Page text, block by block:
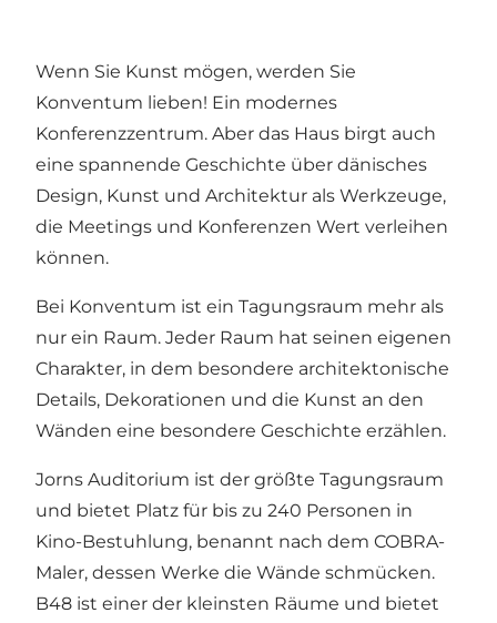
Wenn Sie Kunst mögen, werden Sie
Konventum lieben! Ein modernes
Konferenzzentrum. Aber das Haus birgt auch
eine spannende Geschichte über dänisches
Design, Kunst und Architektur als Werkzeuge,
die Meetings und Konferenzen Wert verleihen
können.
Bei Konventum ist ein Tagungsraum mehr als
nur ein Raum. Jeder Raum hat seinen eigenen
Charakter, in dem besondere architektonische
Details, Dekorationen und die Kunst an den
Wänden eine besondere Geschichte erzählen.
Jorns Auditorium ist der größte Tagungsraum
und bietet Platz für bis zu 240 Personen in
Kino-Bestuhlung, benannt nach dem COBRA-
Maler, dessen Werke die Wände schmücken.
B48 ist einer der kleinsten Räume und bietet